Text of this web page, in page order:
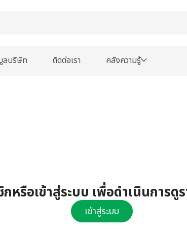
ลบริษัท ติดต่อเรา คลังความรู้
รือเข้าสู่ระบบ เพื่อดำเนินการดู
เข้าสู่ระบบ